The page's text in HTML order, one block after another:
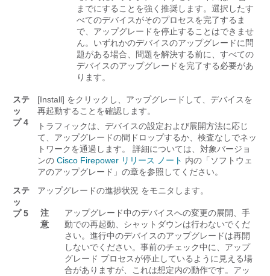
までにすることを強く推奨します。 選択したす
べてのデバイスがそのプロセスを完了するま
で、アップグレードを停止することはできませ
ん。いずれかのデバイスのアップグレードに問
題がある場合、問題を解決する前に、すべての
デバイスのアップグレードを完了する必要があ
ります。
ステ
ッ
プ 4
[Install] をクリックし、アップグレードして、デバイスを
再起動することを確認します。
トラフィックは、デバイスの設定および展開方法に応じ
て、アップグレードの間ドロップするか、検査なしでネッ
トワークを通過します。
詳細については、対象バージョ
ンの Cisco Firepower リリース ノート 内の「ソフトウェ
アのアップグレード」の章を参照してください。
ステ
ッ
プ 5
アップグレードの進捗状況 をモニタします。
注
意
アップグレード中のデバイスへの変更の展開、手
動での再起動、シャットダウンは行わないでくだ
さい。 進行中のデバイスのアップグレードは再開
しないでください。 事前のチェック中に、アップ
グレード プロセスが停止しているように見える場
合がありますが、これは想定内の動作です。アッ